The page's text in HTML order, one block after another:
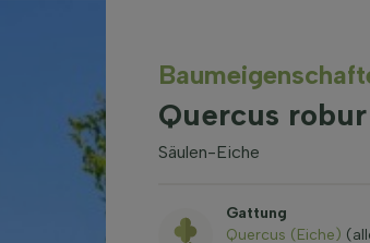
Quercus
Säulen-Eiche
Gattung
Quercus (Eiche)